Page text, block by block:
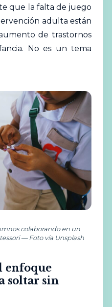
que la falta de juego
adulta están
de trastornos
No es un tema
colaborando en un
— Foto vía Unsplash
enfoque
soltar sin